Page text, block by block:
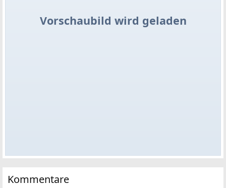
Vorschaubild wird geladen
Kommentare